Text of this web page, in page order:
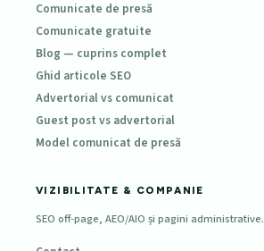
Comunicate de presă
Comunicate gratuite
Blog — cuprins complet
Ghid articole SEO
Advertorial vs comunicat
Guest post vs advertorial
Model comunicat de presă
VIZIBILITATE & COMPANIE
SEO off-page, AEO/AIO și pagini administrative.